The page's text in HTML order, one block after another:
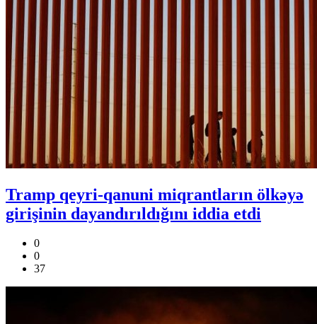
Tramp qeyri-qanuni miqrantların ölkəyə
girişinin dayandırıldığını iddia etdi
0
0
37